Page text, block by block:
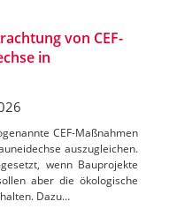
von CEF-
in
CEF-Maßnahmen
auszugleichen.
wenn Bauprojekte
aber die ökologische
Dazu…